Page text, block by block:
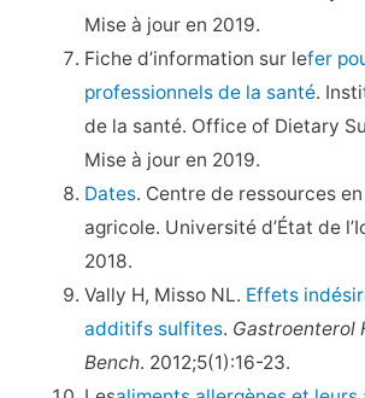
Mise à jour en 2019.
Fiche d’information sur lefer
professionnels de la santé.
de la santé. Office of Dietary
Mise à jour en 2019.
Dates. Centre de ressources
agricole. Université d’État de
2018.
Vally H, Misso NL. Effets
additifs sulfites. Gastroenterol
Bench. 2012;5(1):16-23.